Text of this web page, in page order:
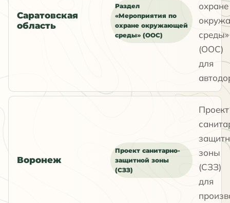
Саратовская
область
Раздел
«Мероприятия по
охране окружающей
среды» (ООС)
охране
среды»
(ООС)
для
Воронеж
Проект санитарно-
защитной зоны
(СЗЗ)
Проект
зоны
(СЗЗ)
для